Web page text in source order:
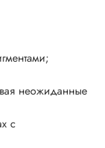
неожиданные
с